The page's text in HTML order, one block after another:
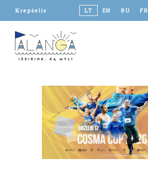
Krepšelis LT EN RU FR